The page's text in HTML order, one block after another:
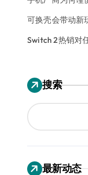
可换壳会带动新
Switch 2热销对
搜索
最新动态